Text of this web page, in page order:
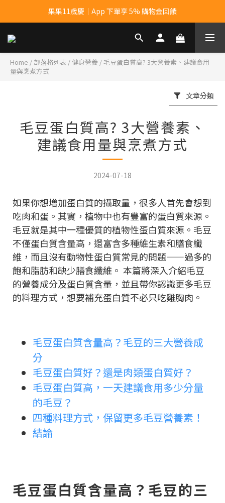
果果11歲慶｜App 下單享 5% 購物金回饋
果果11歲慶｜App 下單享 5% 購物金回饋
結帳輸入優惠代碼【gopower】享全單95折優惠！
Home / 部落格列表 /健身營養 /毛豆蛋白質高? 3大營養素、建議食用
量與烹煮方式
文章分類
毛豆蛋白質高? 3大營養素、
建議食用量與烹煮方式
2024-07-18
如果你想增加蛋白質的攝取量，很多人首先會想到
吃肉和蛋。其實，植物中也有豐富的蛋白質來源。
毛豆就是其中一種優質的植物性蛋白質來源。毛豆
不僅蛋白質含量高，還富含多種維生素和膳食纖
維，而且沒有動物性蛋白質常見的問題——過多的
飽和脂肪和缺少膳食纖維。 本篇將深入介紹毛豆
的營養成分及蛋白質含量，並且帶你認識更多毛豆
的料理方式，想要補充蛋白質不必只吃雞胸肉。
毛豆蛋白質含量高？毛豆的三大營養成
分
毛豆蛋白質好？還是肉類蛋白質好？
毛豆蛋白質高，一天建議食用多少分量
的毛豆？
四種料理方式，保留更多毛豆營養素！
結論
毛豆蛋白質含量高？毛豆的三